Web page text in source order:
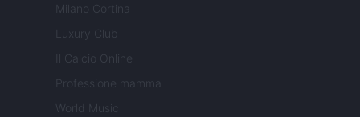
Milano Cortina
Luxury Club
Il Calcio Online
Professione mamma
World Music